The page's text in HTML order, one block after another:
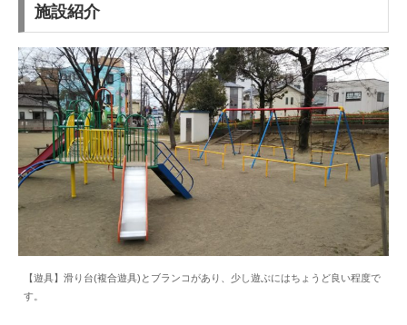
施設紹介
【遊具】滑り台(複合遊具)とブランコがあり、少し遊ぶにはちょうど良い程度で
す。